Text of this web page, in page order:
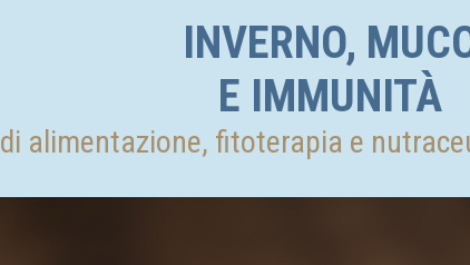
INVERNO,
E IMMUNITÀ
alimentazione, fitoterapia e